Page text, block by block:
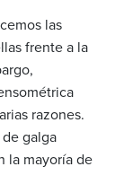
las
frente a la
razones.
galga
la mayoría de